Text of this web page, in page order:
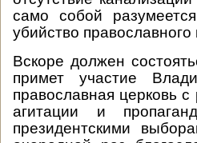
само собой
убийство православного
Вскоре должен
примет участие
православная церковь
агитации и
президентскими